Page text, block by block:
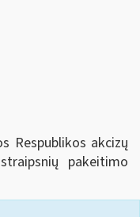
Respublikos akcizų
pakeitimo